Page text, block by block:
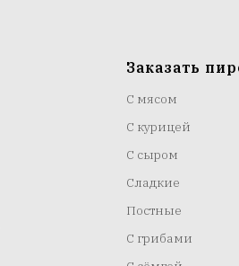
Заказать
С мясом
С курицей
С сыром
Сладкие
Постные
С грибами